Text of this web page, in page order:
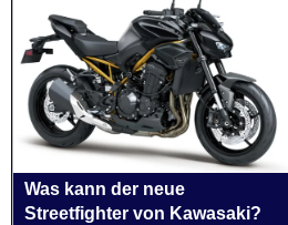
Was kann der neue
Streetfighter von Kawasaki?